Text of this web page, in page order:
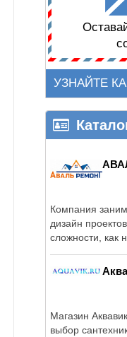
УЗНАЙТЕ
Компания
дизайн
сложности, как
Магазин
выбор